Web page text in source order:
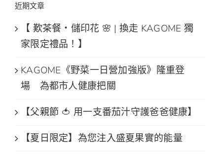
近期文章
【 歎茶餐・儲印花 🌸 | 換走 KAGOME 獨
家限定禮品！】
KAGOME《野菜一日營加強版》隆重登
場 為都市人健康把關
【父親節 🍅 用一支番茄汁守護爸爸健康】
【夏日限定】為您注入盛夏果實的能量